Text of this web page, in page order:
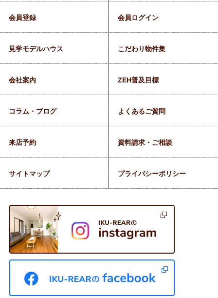
会員登録 会員ログイン
見学モデルハウス こだわり物件集
会社案内 ZEH普及目標
コラム・ブログ よくあるご質問
来店予約 資料請求・ご相談
サイトマップ プライバシーポリシー